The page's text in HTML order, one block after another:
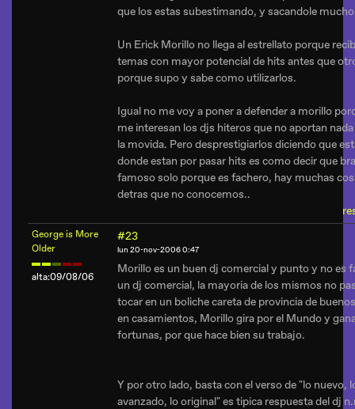
que los estas subestimando, y sacandole
Un Erick Morillo no llega al estrellato porque
temas con mayor potencial de hits antes que
porque supo y sabe como utilizarlos.
Igual no me voy a poner a defender a morillo
me interesan los djs hiteros que no aportan
la movida. Pero desprestigiarlos diciendo que
donde estan por pasar hits es como decir que
famoso solo porque es fachero, hay muchas
detras que no conocemos..
George is More
Older
alta:09/08/06
#23
lun 20-nov-2006 0:47
Morillo es un buen dj comercial y punto y no es
un dj comercial, la mayoria de los mismos no
tocar en un boliche careta de provincia de
en casamientos, Morillo gira por el Mundo y
fortunas, por que hace bien su trabajo.
Y por otro lado, basta con el verso de "lo nuevo,
avanzado, lo original" es tipica respuesta del dj